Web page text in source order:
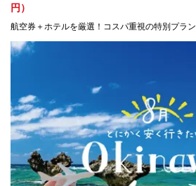
円）
航空券＋ホテルを厳選！コスパ重視の特別プラン